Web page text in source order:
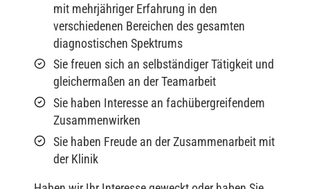
mit mehrjähriger Erfahrung in den
verschiedenen Bereichen des gesamten
diagnostischen Spektrums
Sie freuen sich an selbständiger Tätigkeit und
gleichermaßen an der Teamarbeit
Sie haben Interesse an fachübergreifendem
Zusammenwirken
Sie haben Freude an der Zusammenarbeit mit
der Klinik